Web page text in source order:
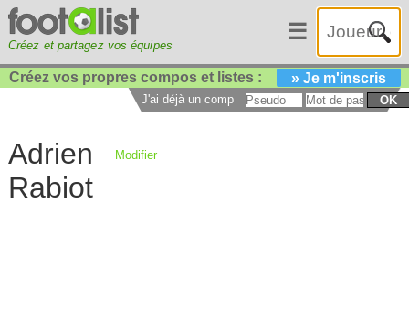
Créez et partagez vos équipes
☰
Créez vos propres compos et listes : » Je m'inscris
J'ai déjà un compte : OK
Adrien
Rabiot
Modifier